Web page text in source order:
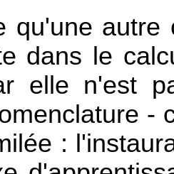
qu'une
dans le
elle n'est
-
: